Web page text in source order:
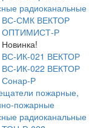
радиоканальные
ВС-СМК ВЕКТОР
ОПТИМИСТ-Р
Новинка!
ВС-ИК-021 ВЕКТОР
ВС-ИК-022 ВЕКТОР
Сонар-Р
пожарные,
пожарные
радиоканальные